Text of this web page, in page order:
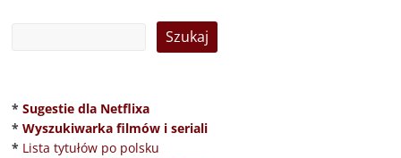
* Sugestie dla Netflixa
* Wyszukiwarka filmów i seriali
* Lista tytułów po polsku